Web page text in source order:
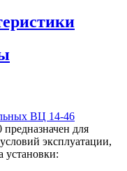
ВЦ 14-46
для
эксплуатации,
установки: